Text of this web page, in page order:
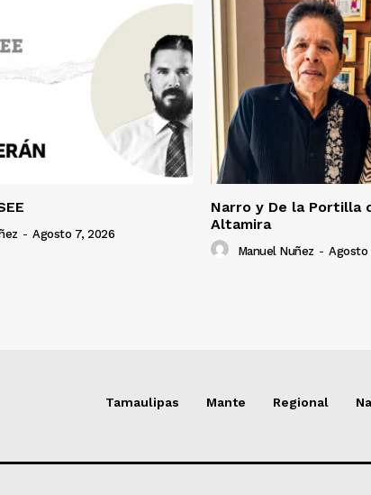
- Agosto 7, 2026
Narro y De la Portilla
Altamira
Manuel Nuñez - Agosto
Tamaulipas Mante Regional